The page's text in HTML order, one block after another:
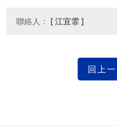
聯絡人： [ 江宜霏 ]
回上